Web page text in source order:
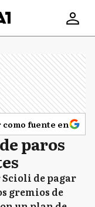
como fuente en
paros
de pagar
gremios de